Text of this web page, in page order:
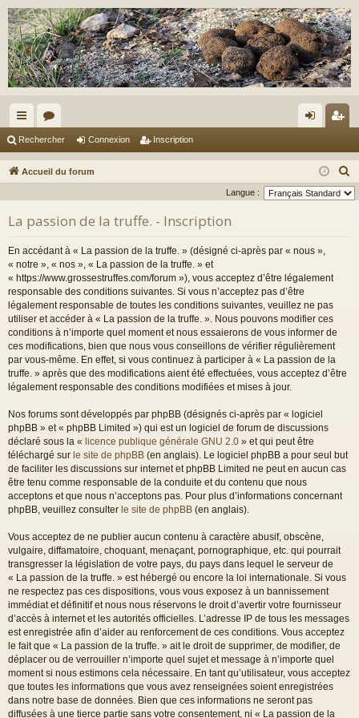
ac
co
s
or
u ne
xi
cri
pti
Rechercher Connexion Inscription
Accueil du forum
e
Langue :
La passion de la truffe. - Inscription
En accédant à « La passion de la truffe. » (désigné ci-après par « nous »,
« notre », « nos », « La passion de la truffe. » et
« https://www.grossestruffes.com/forum »), vous acceptez d’être légalement
responsable des conditions suivantes. Si vous n’acceptez pas d’être
légalement responsable de toutes les conditions suivantes, veuillez ne pas
utiliser et accéder à « La passion de la truffe. ». Nous pouvons modifier ces
conditions à n’importe quel moment et nous essaierons de vous informer de
ces modifications, bien que nous vous conseillons de vérifier régulièrement
par vous-même. En effet, si vous continuez à participer à « La passion de la
truffe. » après que des modifications aient été effectuées, vous acceptez d’être
légalement responsable des conditions modifiées et mises à jour.
Nos forums sont développés par phpBB (désignés ci-après par « logiciel
phpBB » et « phpBB Limited ») qui est un logiciel de forum de discussions
déclaré sous la « licence publique générale GNU 2.0 » et qui peut être
téléchargé sur le site de phpBB (en anglais). Le logiciel phpBB a pour seul but
de faciliter les discussions sur internet et phpBB Limited ne peut en aucun cas
être tenu comme responsable de la conduite et du contenu que nous
acceptons et que nous n’acceptons pas. Pour plus d’informations concernant
phpBB, veuillez consulter le site de phpBB (en anglais).
Vous acceptez de ne publier aucun contenu à caractère abusif, obscène,
vulgaire, diffamatoire, choquant, menaçant, pornographique, etc. qui pourrait
transgresser la législation de votre pays, du pays dans lequel le serveur de
« La passion de la truffe. » est hébergé ou encore la loi internationale. Si vous
ne respectez pas ces dispositions, vous vous exposez à un bannissement
immédiat et définitif et nous nous réservons le droit d’avertir votre fournisseur
d’accès à internet et les autorités officielles. L’adresse IP de tous les messages
est enregistrée afin d’aider au renforcement de ces conditions. Vous acceptez
le fait que « La passion de la truffe. » ait le droit de supprimer, de modifier, de
déplacer ou de verrouiller n’importe quel sujet et message à n’importe quel
moment si nous estimons cela nécessaire. En tant qu’utilisateur, vous acceptez
que toutes les informations que vous avez renseignées soient enregistrées
dans notre base de données. Bien que ces informations ne seront pas
diffusées à une tierce partie sans votre consentement, ni « La passion de la